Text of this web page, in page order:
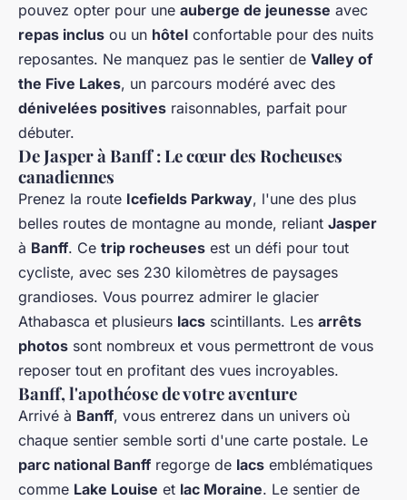
pouvez opter pour une auberge de jeunesse avec
repas inclus ou un hôtel confortable pour des nuits
reposantes. Ne manquez pas le sentier de Valley of
the Five Lakes, un parcours modéré avec des
dénivelées positives raisonnables, parfait pour
débuter.
De Jasper à Banff : Le cœur des Rocheuses
canadiennes
Prenez la route Icefields Parkway, l'une des plus
belles routes de montagne au monde, reliant Jasper
à Banff. Ce trip rocheuses est un défi pour tout
cycliste, avec ses 230 kilomètres de paysages
grandioses. Vous pourrez admirer le glacier
Athabasca et plusieurs lacs scintillants. Les arrêts
photos sont nombreux et vous permettront de vous
reposer tout en profitant des vues incroyables.
Banff, l'apothéose de votre aventure
Arrivé à Banff, vous entrerez dans un univers où
chaque sentier semble sorti d'une carte postale. Le
parc national Banff regorge de lacs emblématiques
comme Lake Louise et lac Moraine. Le sentier de